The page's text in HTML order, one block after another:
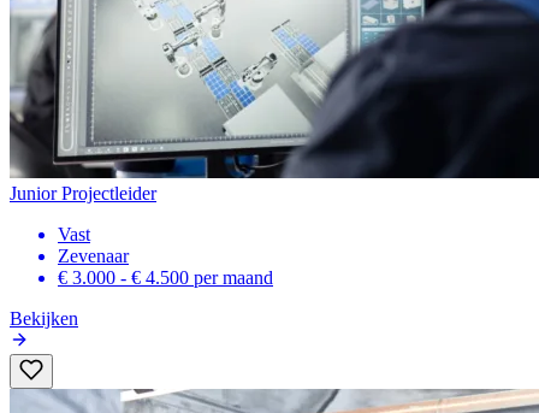
Junior Projectleider
Vast
Zevenaar
€ 3.000 - € 4.500 per maand
Bekijken